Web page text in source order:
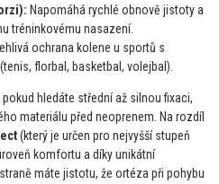
Napomáhá rychlé obnově jistoty a
tréninkovému nasazení.
ochrana kolene u sportů s
florbal, basketbal, volejbal).
pokud hledáte střední až silnou fixaci,
materiálu před neoprenem. Na rozdíl
(který je určen pro nejvyšší stupeň
komfortu a díky unikátní
máte jistotu, že ortéza při pohybu